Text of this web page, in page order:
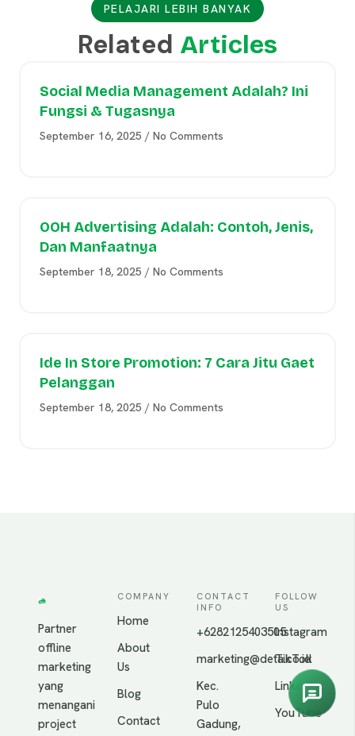
PELAJARI LEBIH BANYAK
Related Articles
Social Media Management Adalah? Ini
Fungsi & Tugasnya
September 16, 2025 No Comments
OOH Advertising Adalah: Contoh, Jenis,
Dan Manfaatnya
September 18, 2025 No Comments
Ide In Store Promotion: 7 Cara Jitu Gaet
Pelanggan
September 18, 2025 No Comments
Partner
offline
marketing
yang
menangani
project
COMPANY
Home
About
Us
Blog
Contact
CONTACT
INFO
+6282125403505
marketing@deta.co.id
Kec.
Pulo
Gadung,
FOLLOW
US
Instagram
TikTok
LinkedIn
YouTube